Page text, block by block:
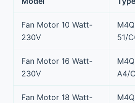
Fan Motor 10 Watt-
230V
51/
Fan Motor 16 Watt-
230V
A4/
Fan Motor 18 Watt-